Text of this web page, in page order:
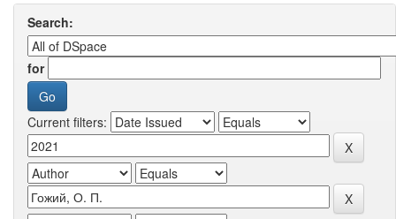
Search:
for
Current filters: